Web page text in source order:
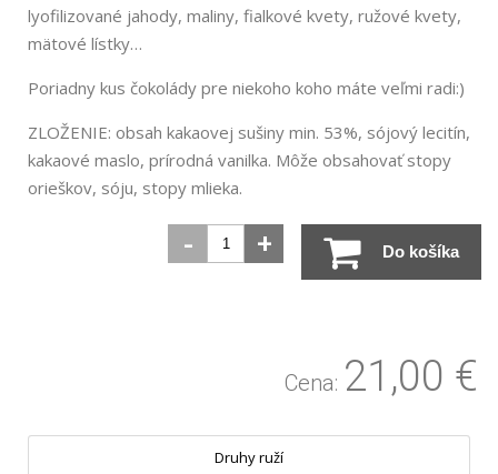
lyofilizované jahody, maliny, fialkové kvety, ružové kvety,
mätové lístky…
Poriadny kus čokolády pre niekoho koho máte veľmi radi:)
ZLOŽENIE: obsah kakaovej sušiny min. 53%, sójový lecitín,
kakaové maslo, prírodná vanilka. Môže obsahovať stopy
orieškov, sóju, stopy mlieka.
- + Do košíka
Cena: 21,00 €
Druhy ruží